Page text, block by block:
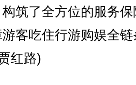
筑了全方位的服务
客吃住行游购娱全
红路)